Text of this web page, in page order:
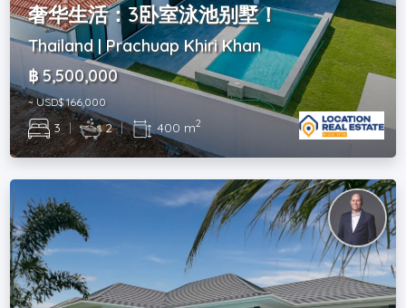
奢华生活：3卧室泳池别墅！
Thailand | Prachuap Khiri Khan
฿ 5,500,000
~ USD$ 166,000
3 | 2 | 400 m2